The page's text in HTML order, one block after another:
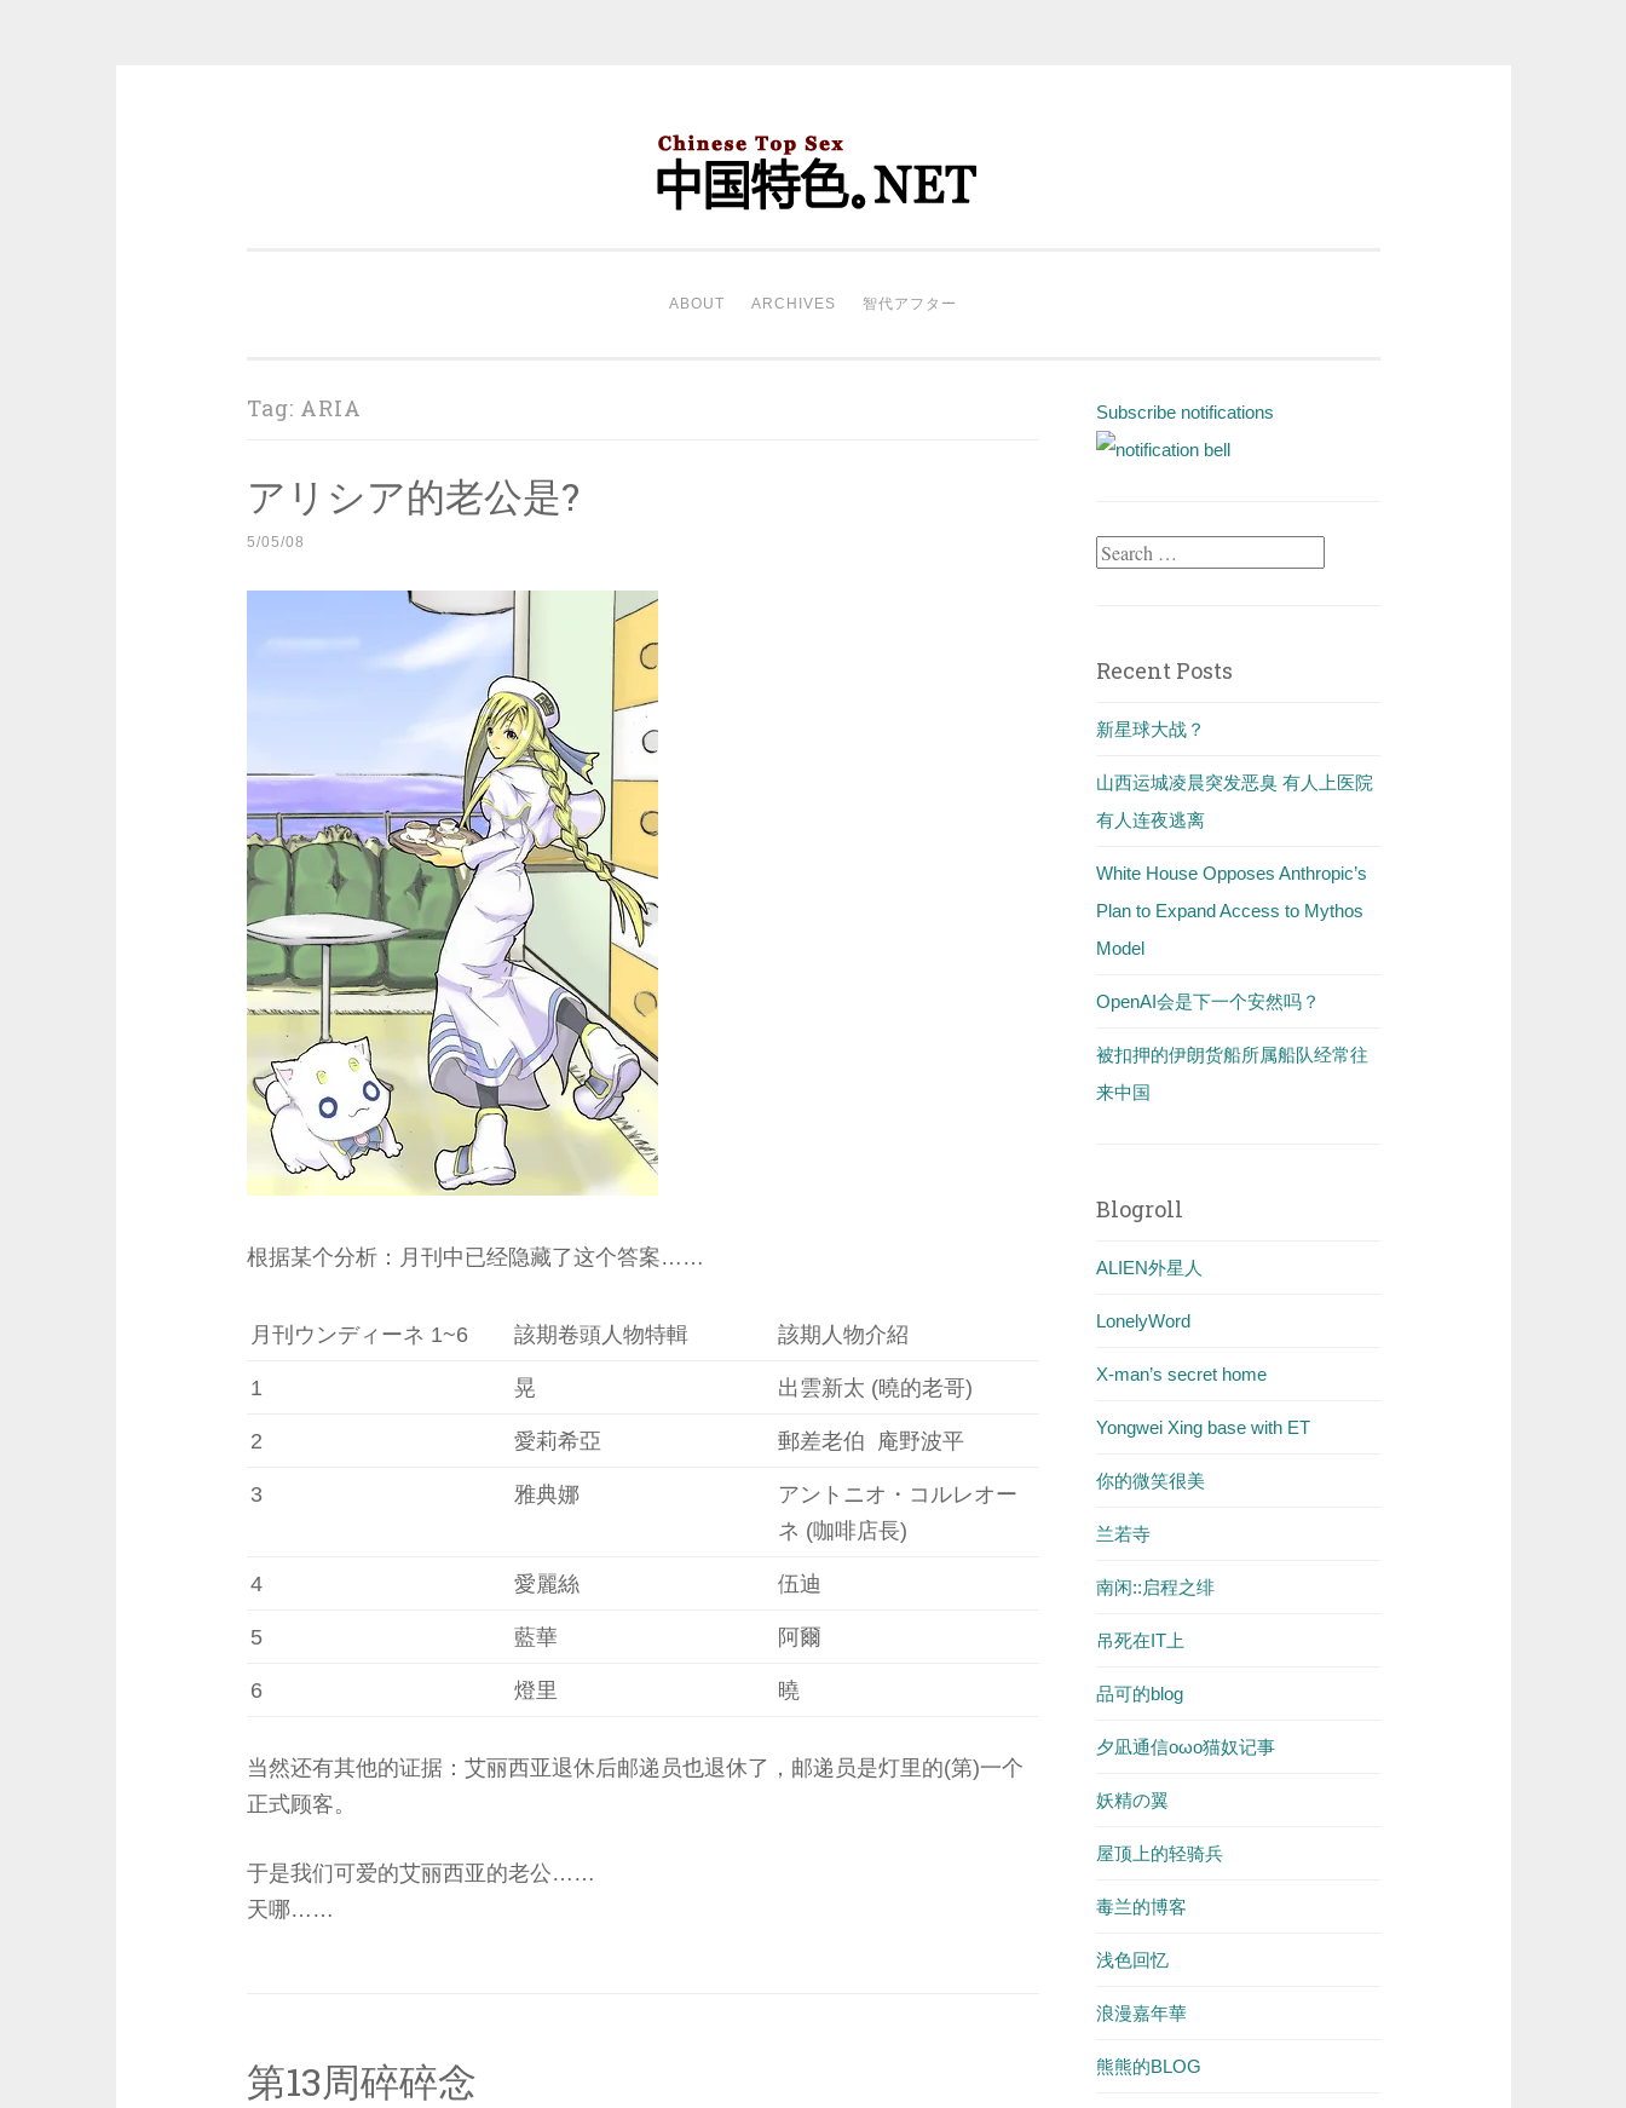
ABOUT ARCHIVES 智代アフター
Tag: ARIA
アリシア的老公是?
5/05/08
根据某个分析：月刊中已经隐藏了这个答案……
月刊ウンディーネ 1~6 該期卷頭人物特輯 該期人物介紹
1 晃 出雲新太 (曉的老哥)
2 愛莉希亞 郵差老伯 庵野波平
3 雅典娜
アントニオ・コルレオー
ネ (咖啡店長)
4 愛麗絲 伍迪
5 藍華 阿爾
6 燈里 曉
当然还有其他的证据：艾丽西亚退休后邮递员也退休了，邮递员是灯里的(第)一个
正式顾客。
于是我们可爱的艾丽西亚的老公……
天哪……
第13周碎碎念
Subscribe notifications
Search
Recent Posts
新星球大战？
山西运城凌晨突发恶臭 有人上医院
有人连夜逃离
White House Opposes Anthropic’s
Plan to Expand Access to Mythos
Model
OpenAI会是下一个安然吗？
被扣押的伊朗货船所属船队经常往
来中国
Blogroll
ALIEN外星人
LonelyWord
X-man’s secret home
Yongwei Xing base with ET
你的微笑很美
兰若寺
南闲::启程之绯
吊死在IT上
品可的blog
夕凪通信oωo猫奴记事
妖精の翼
屋顶上的轻骑兵
毒兰的博客
浅色回忆
浪漫嘉年華
熊熊的BLOG